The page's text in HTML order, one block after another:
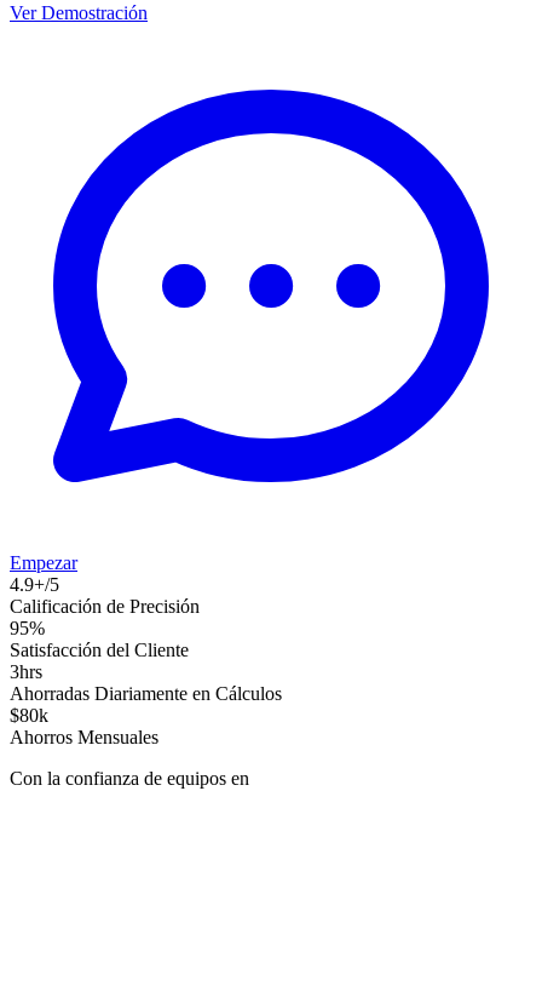
Ver Demostración
Empezar
4.9+/5
Calificación de Precisión
95%
Satisfacción del Cliente
3hrs
Ahorradas Diariamente en Cálculos
$80k
Ahorros Mensuales
Con la confianza de equipos en